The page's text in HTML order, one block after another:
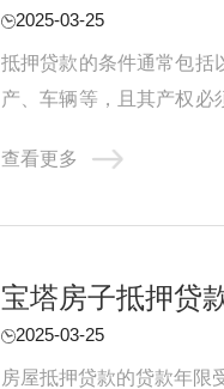
2025-03-25
抵押贷款的条件通常包括
产、车辆等，且其产权必
查看更多
宝塔房子抵押贷
2025-03-25
房屋抵押贷款的贷款年限